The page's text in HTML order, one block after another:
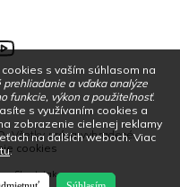
s vaším súhlasom na
prehliadanie a vďaka analýze
funkcie, výkon a použiteľnosť.
s využívaním cookies a
zobrazenie cielenej reklamy
na ďalších weboch.Viac
tu.
. Všetky práva vyhradené.
cookies
Shoptetak.cz
@royal_gastro